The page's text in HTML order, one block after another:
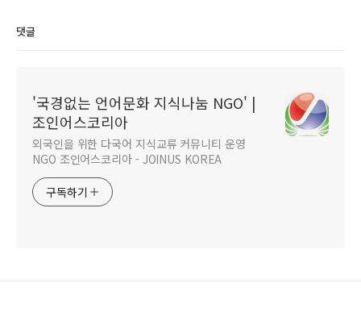
댓글
'국경없는 언어문화 지식나눔 NGO' |
조인어스코리아
외국인을 위한 다국어 지식교류 커뮤니티 운영
NGO 조인어스코리아 - JOINUS KOREA
구독하기